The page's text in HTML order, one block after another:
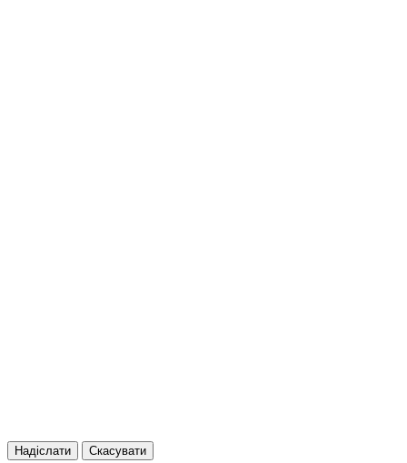
Надіслати Скасувати